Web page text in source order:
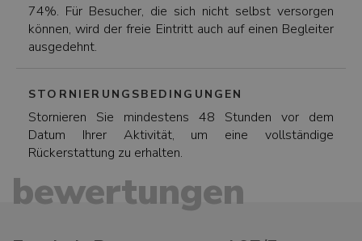
74%. Für Besucher, die sich nicht selbst versorgen
können, wird der freie Eintritt auch auf einen Begleiter
ausgedehnt.
STORNIERUNGSBEDINGUNGEN
Stornieren Sie mindestens 48 Stunden vor dem
Datum Ihrer Aktivität, um eine vollständige
Rückerstattung zu erhalten.
bewertungen